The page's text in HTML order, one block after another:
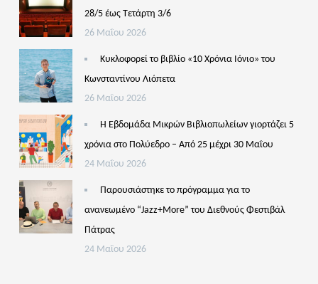
28/5 έως Τετάρτη 3/6
26 Μαΐου 2026
Κυκλοφορεί το βιβλίο «10 Χρόνια Ιόνιο» του
Κωνσταντίνου Λιόπετα
26 Μαΐου 2026
Η Εβδομάδα Μικρών Βιβλιοπωλείων γιορτάζει 5
χρόνια στο Πολύεδρο – Από 25 μέχρι 30 Μαΐου
24 Μαΐου 2026
Παρουσιάστηκε το πρόγραμμα για το
ανανεωμένο “Jazz+More” του Διεθνούς Φεστιβάλ
Πάτρας
24 Μαΐου 2026